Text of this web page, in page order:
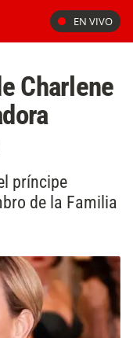
EN VIVO
Charlene
príncipe
de la Familia